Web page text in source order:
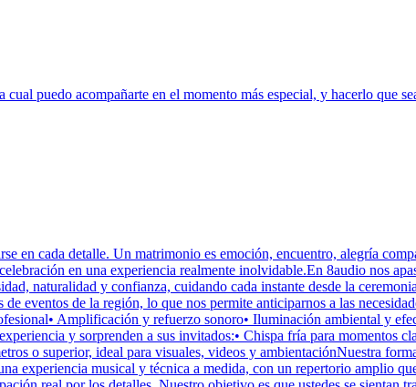
puedo acompañarte en el momento más especial, y hacerlo que
en cada detalle. Un matrimonio es emoción, encuentro, alegría
en una experiencia realmente inolvidable.En 8audio nos
naturalidad y confianza, cuidando cada instante desde la
eventos de la región, lo que nos permite anticiparnos a las
Amplificación y refuerzo sonoro• Iluminación ambiental y
y sorprenden a sus invitados:• Chispa fría para momentos
o superior, ideal para visuales, videos y ambientaciónNuestra
experiencia musical y técnica a medida, con un repertorio amplio